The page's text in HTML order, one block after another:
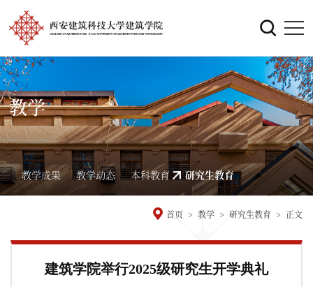
教学
教学成果 教学动态 本科教育 研究生教育
首页 > 教学 > 研究生教育 > 正文
建筑学院举行2025级研究生开学典礼